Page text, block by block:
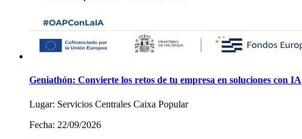
Geniathón: Convierte los retos de tu empresa en soluciones con IA
Lugar: Servicios Centrales Caixa Popular
Fecha: 22/09/2026